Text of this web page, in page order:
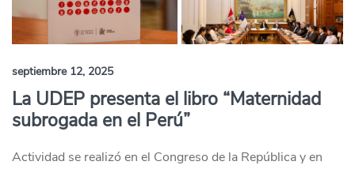
septiembre 12, 2025
La UDEP presenta el libro “Maternidad
subrogada en el Perú”
Actividad se realizó en el Congreso de la República y en